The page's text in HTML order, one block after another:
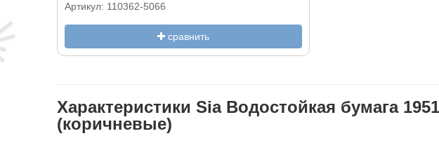
Артикул: 110362-5066
сравнить
Характеристики Sia Водостойкая бумага
(коричневые)